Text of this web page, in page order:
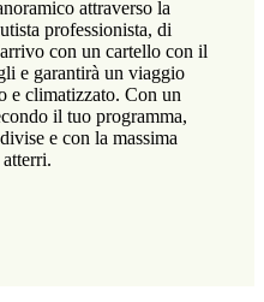
attraverso la
professionista, di
con un cartello con il
e garantirà un viaggio
e climatizzato. Con un
il tuo programma,
e con la massima